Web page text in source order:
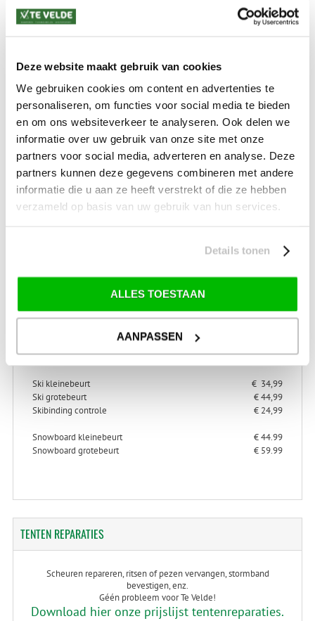
Deze website maakt gebruik van cookies
We gebruiken cookies om content en advertenties te
personaliseren, om functies voor social media te bieden
en om ons websiteverkeer te analyseren. Ook delen we
informatie over uw gebruik van onze site met onze
partners voor social media, adverteren en analyse. Deze
partners kunnen deze gegevens combineren met andere
informatie die u aan ze heeft verstrekt of die ze hebben
verzameld op basis van uw gebruik van hun services.
Details tonen
ALLES TOESTAAN
AANPASSEN
Kijk hier voor de ruilen-retourneren procedure
Waar is ons bedrijf gevestigd?
Drentse Poort 7
Nieuw Buinen (Stadskanaal)
+31 (0) 599-613946
info@tevelde.nl
ONDERHOUD
> Alles over ski- en snowboard onderhoud
> Alles over ski-binding controle
Ski kleinebeurt
€ 34,99
Ski grotebeurt
€ 44,99
Skibinding controle
€ 24,99
Snowboard kleinebeurt
€ 44.99
Snowboard grotebeurt
€ 59.99
TENTENREPARATIES
Scheuren repareren, ritsen of pezen vervangen, stormband
bevestigen, enz.
Géén probleem voor Te Velde!
Download hier onze prijslijst tentenreparaties.